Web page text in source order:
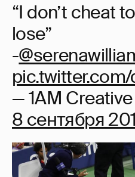
“I don’t cheat
lose”
-
— 1AM
8 сентября